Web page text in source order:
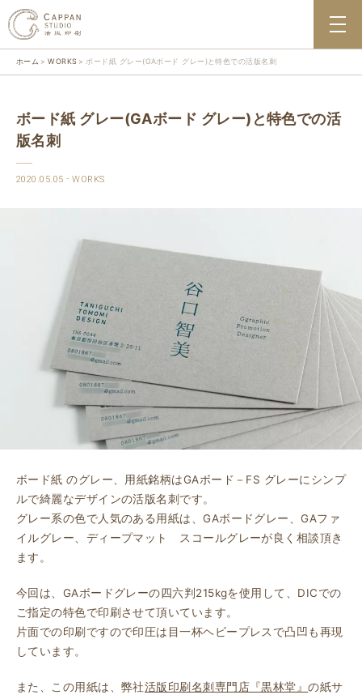
ホーム WORKS ボード紙 グレー(GAボード グレー)と特色での活版名刺
ボード紙 グレー(GAボード グレー)と特色での活
版名刺
2020.05.05 WORKS
ボード紙 のグレー、用紙銘柄はGAボード－FS グレーにシンプ
ルで綺麗なデザインの活版名刺です。
グレー系の色で人気のある用紙は、GAボードグレー、GAファ
イルグレー、ディープマット スコールグレーが良く相談頂き
ます。
今回は、GAボードグレーの四六判215kgを使用して、DICでの
ご指定の特色で印刷させて頂いています。
片面での印刷ですので印圧は目一杯ヘビープレスで凸凹も再現
しています。
また、この用紙は、弊社活版印刷名刺専門店『黒林堂』の紙サ